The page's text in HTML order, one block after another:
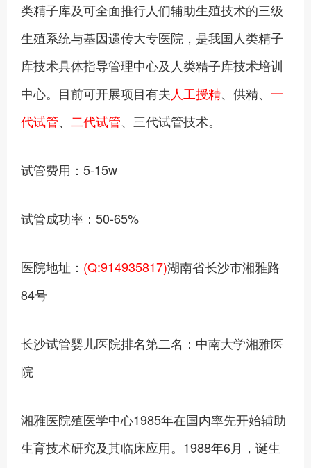
类精子库及可全面推行人们辅助生殖技术的三级
生殖系统与基因遗传大专医院，是我国人类精子
库技术具体指导管理中心及人类精子库技术培训
中心。目前可开展项目有夫人工授精、供精、 一
代试管、 二代试管、三代试管技术。
试管费用：5-15w
试管成功率：50-65%
医院地址： (Q:914935817)湖南省长沙市湘雅路
84号
长沙试管婴儿医院排名第二名：中南大学湘雅医
院
湘雅医院殖医学中心1985年在国内率先开始辅助
生育技术研究及其临床应用。1988年6月，诞生